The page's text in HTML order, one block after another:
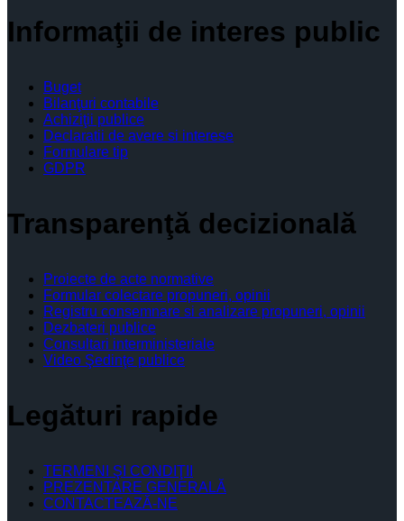
Informaţii de interes public
Buget
Bilanţuri contabile
Achiziţii publice
Declaratii de avere si interese
Formulare tip
GDPR
Transparenţă decizională
Proiecte de acte normative
Formular colectare propuneri, opinii
Registru consemnare si analizare propuneri, opinii
Dezbateri publice
Consultari interministeriale
Video Şedinţe publice
Legături rapide
TERMENI ŞI CONDIŢII
PREZENTARE GENERALĂ
CONTACTEAZĂ-NE